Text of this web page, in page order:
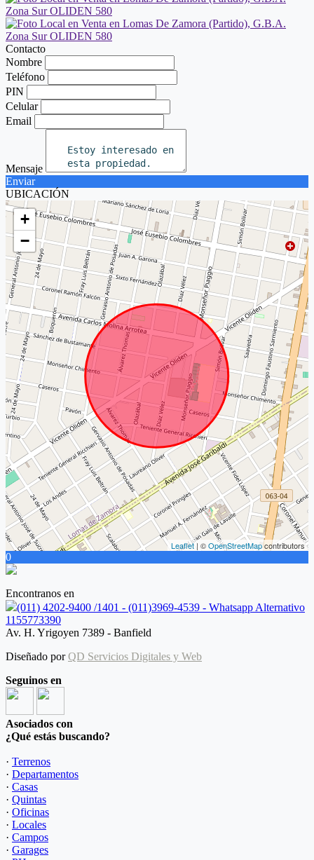
Contacto
Nombre
Teléfono
PIN
Celular
Email
Mensaje
Enviar
UBICACIÓN
+
−
Leaflet| ©OpenStreetMapcontributors
0
Encontranos en
(011) 4202-9400 /1401 - (011)3969-4539 - Whatsapp Alternativo
1155773390
Av. H. Yrigoyen 7389 - Banfield
Diseñado porQD Servicios Digitales y Web
Seguinos en
Asociados con
¿Qué estás buscando?
· Terrenos
· Departamentos
· Casas
· Quintas
· Oficinas
· Locales
· Campos
· Garages